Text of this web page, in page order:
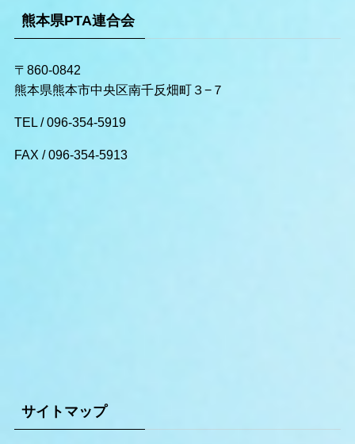
熊本県PTA連合会
〒860-0842
熊本県熊本市中央区南千反畑町３−７
TEL /096-354-5919
FAX /096-354-5913
サイトマップ